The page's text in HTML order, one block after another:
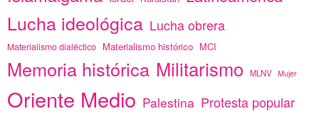
Lucha ideológica Lucha obrera
Materialismo dialéctico Materialismo histórico MCI
Memoria histórica Militarismo MLNV Mujer
Oriente Medio Palestina Protesta popular